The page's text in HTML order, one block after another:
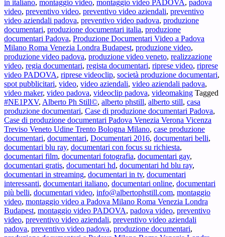
Video
Professionale
Full
HD
4k
Padova
Venezia
Verona
Vicenza
Treviso
Veneto
Udine
Trento
Bologna
Milano
in italiano, montaggio video, montaggio video PADOVA, padova
video, preventivo video, preventivo video aziendali, preventivo
video aziendali padova, preventivo video padova, produzione
documentari, produzione documentari italia, produzione
documentari Padova, Produzione Documentari Video a Padova
Milano Roma Venezia Londra Budapest, produzione video,
produzione video padova, produzione video veneto, realizzazione
video, regia documentari, regista documentari, riprese video, riprese
video PADOVA, riprese videoclip, società produzione documentari,
spot pubblicitari, video, video aziendali, video aziendali padova,
video maker, video padova, videoclip padova, videomaking Tagged
#NE1PXV, Alberto Ph Still©, alberto phstill, alberto still, casa
produzione documentari, Case di produzione documentari Padova,
Case di produzione documentari Padova Venezia Verona Vicenza
Treviso Veneto Udine Trento Bologna Milano, case produzione
documentari, documentari, Documentari 2016, documentari belli,
documentari blu ray, documentari con focus su richiesta,
documentari film, documentari fotografia, documentari gay,
documentari gratis, documentari hd, documentari hd blu ray,
documentari in streaming, documentari in tv, documentari
interessanti, documentari italiano, documentari online, documentari
più belli, documentari video, info@albertophstill.com, montaggio
video, montaggio video a Padova Milano Roma Venezia Londra
Budapest, montaggio video PADOVA, padova video, preventivo
video, preventivo video aziendali, preventivo video aziendali
padova, preventivo video padova, produzione documentari,